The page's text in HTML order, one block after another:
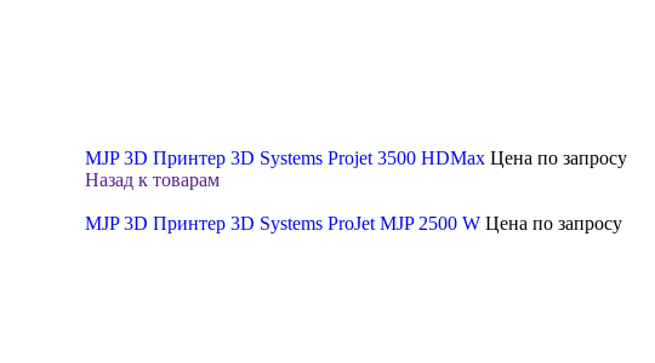
MJP 3D Принтер 3D Systems Projet 3500 HDMax Цена по запросу
Назад к товарам
MJP 3D Принтер 3D Systems ProJet MJP 2500 W Цена по запросу